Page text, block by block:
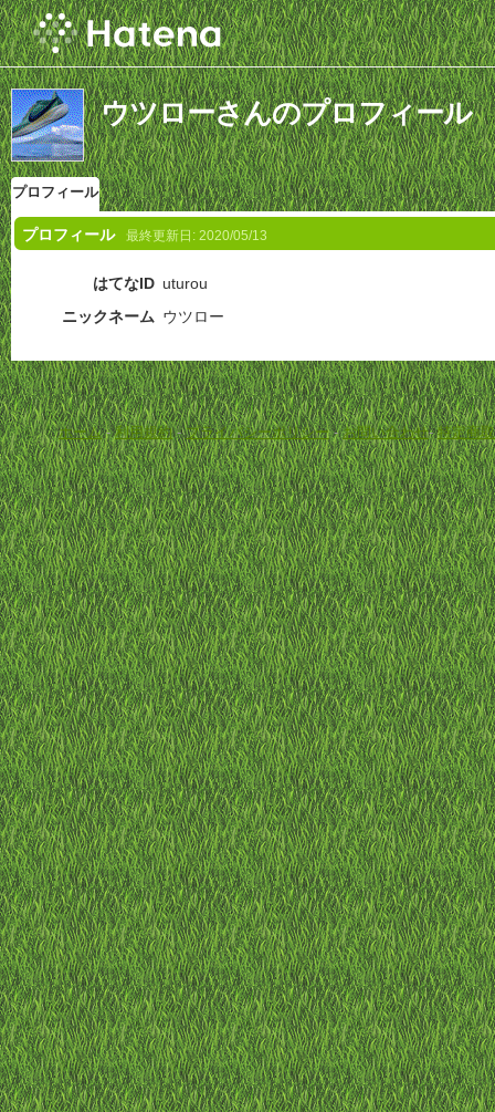
ウツローさんのプロフィール
プロフィール
プロフィール 最終更新日: 2020/05/13
はてなID uturou
ニックネーム ウツロー
ホーム-利用規約-プライバシーポリシー-お問い合わせ-特定商